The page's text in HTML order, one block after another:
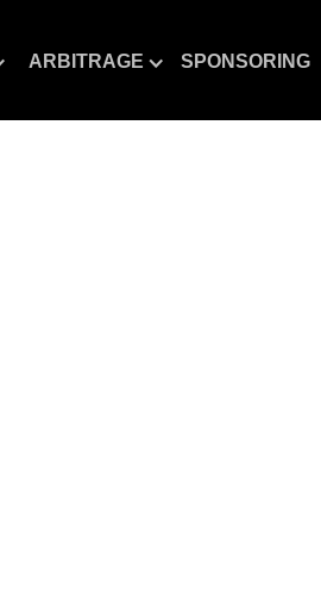
ARBITRAGE SPONSORING